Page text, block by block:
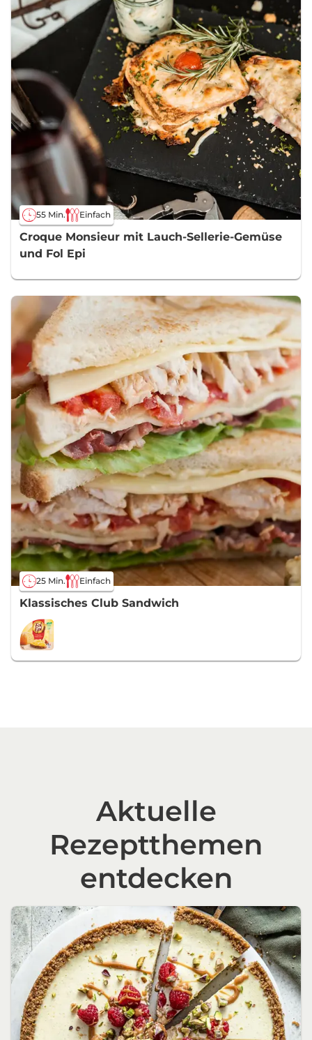
55 Min. Einfach
Croque Monsieur mit Lauch-Sellerie-Gemüse
und Fol Epi
25 Min. Einfach
Klassisches Club Sandwich
Aktuelle
Rezeptthemen
entdecken